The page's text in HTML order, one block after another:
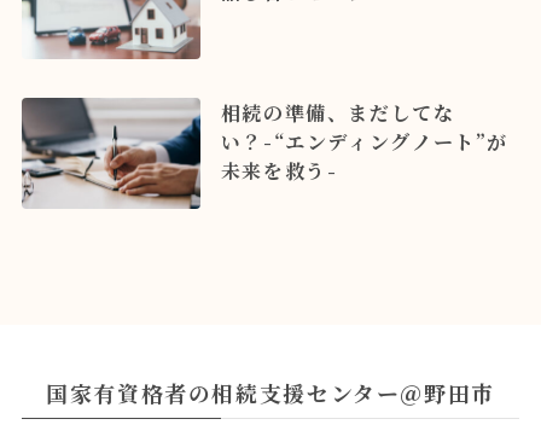
相続の準備、まだしてな
い？-“エンディングノート”が
未来を救う-
国家有資格者の相続支援センター＠野田市